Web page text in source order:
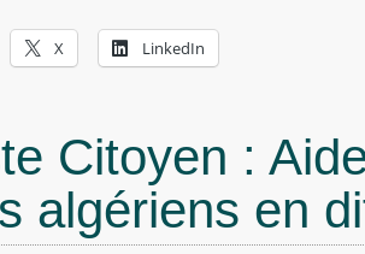
X LinkedIn
Citoyen :
algériens en